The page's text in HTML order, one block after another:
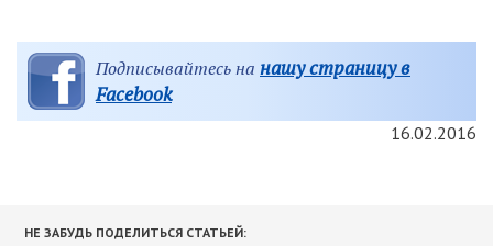
Подписывайтесь на нашу страницу в
Facebook
16.02.2016
НЕ ЗАБУДЬ ПОДЕЛИТЬСЯ СТАТЬЕЙ: